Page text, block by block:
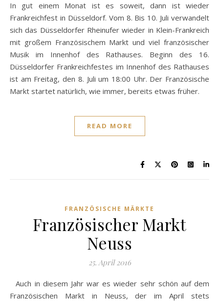
In gut einem Monat ist es soweit, dann ist wieder
Frankreichfest in Düsseldorf. Vom 8. Bis 10. Juli verwandelt
sich das Düsseldorfer Rheinufer wieder in Klein-Frankreich
mit großem Französischem Markt und viel französischer
Musik im Innenhof des Rathauses. Beginn des 16.
Düsseldorfer Frankreichfestes im Innenhof des Rathauses
ist am Freitag, den 8. Juli um 18:00 Uhr. Der Französische
Markt startet natürlich, wie immer, bereits etwas früher.
READ MORE
FRANZÖSISCHE MÄRKTE
Französischer Markt
Neuss
25. April 2016
Auch in diesem Jahr war es wieder sehr schön auf dem
Französischen Markt in Neuss, der im April stets